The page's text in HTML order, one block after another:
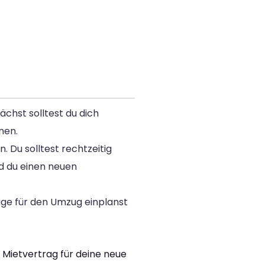
solltest du dich
Du solltest rechtzeitig
du einen neuen
für den Umzug einplanst
Mietvertrag für deine neue